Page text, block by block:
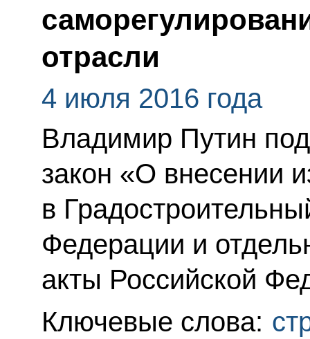
отрасли
4 июля 2016 года
Владимир Путин
закон «О внесении
в
Федерации и
акты Российской
Ключевые слова: